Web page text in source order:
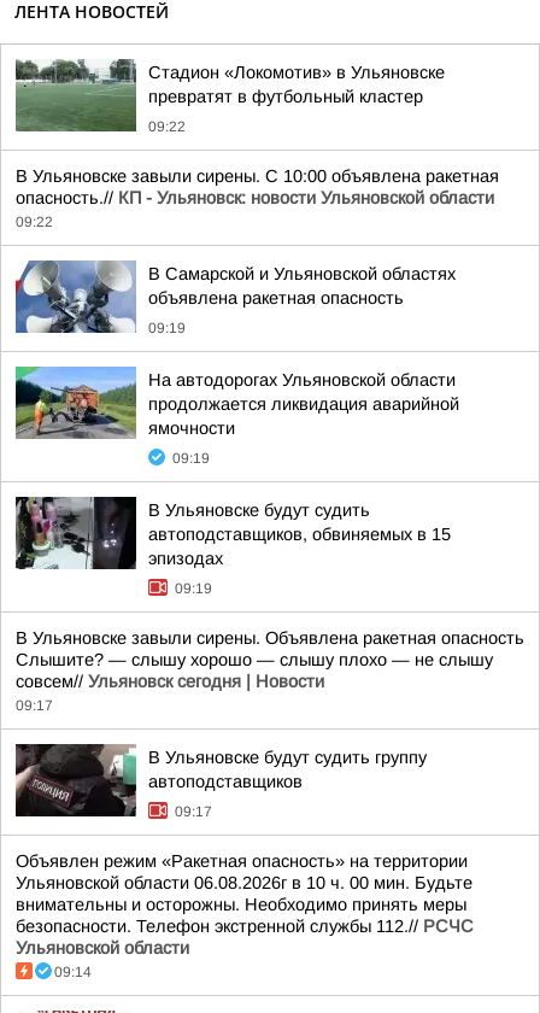
ЛЕНТА НОВОСТЕЙ
Стадион «Локомотив» в Ульяновске
превратят в футбольный кластер
09:22
В Ульяновске завыли сирены. С 10:00 объявлена ракетная
опасность.// КП - Ульяновск: новости Ульяновской области
09:22
В Самарской и Ульяновской областях
объявлена ракетная опасность
09:19
На автодорогах Ульяновской области
продолжается ликвидация аварийной
ямочности
09:19
В Ульяновске будут судить
автоподставщиков, обвиняемых в 15
эпизодах
09:19
В Ульяновске завыли сирены. Объявлена ракетная опасность
Слышите? — слышу хорошо — слышу плохо — не слышу
совсем// Ульяновск сегодня | Новости
09:17
В Ульяновске будут судить группу
автоподставщиков
09:17
Объявлен режим «Ракетная опасность» на территории
Ульяновской области 06.08.2026г в 10 ч. 00 мин. Будьте
внимательны и осторожны. Необходимо принять меры
безопасности. Телефон экстренной службы 112.// РСЧС
Ульяновской области
09:14